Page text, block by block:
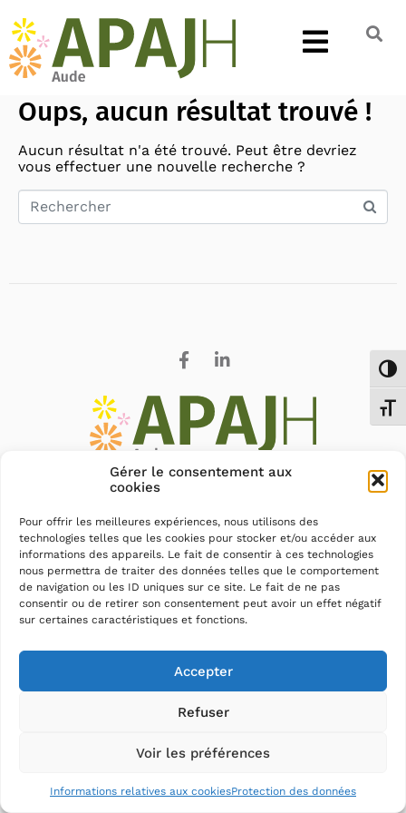
Gérer le consentement aux
cookies
Pour offrir les meilleures expériences, nous utilisons des
technologies telles que les cookies pour stocker et/ou accéder aux
informations des appareils. Le fait de consentir à ces technologies
nous permettra de traiter des données telles que le comportement
de navigation ou les ID uniques sur ce site. Le fait de ne pas
consentir ou de retirer son consentement peut avoir un effet négatif
sur certaines caractéristiques et fonctions.
Accepter
Refuser
Voir les préférences
Informations relatives aux cookiesProtection des données
Oups, aucun résultat trouvé !
Aucun résultat n'a été trouvé. Peut être devriez
vous effectuer une nouvelle recherche ?
Search
Mentions légales–Protection des données
Plan du